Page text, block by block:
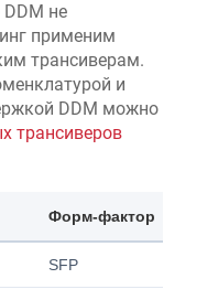
не
применим
трансиверам.
и
DDM можно
трансиверов
Форм-фактор
SFP